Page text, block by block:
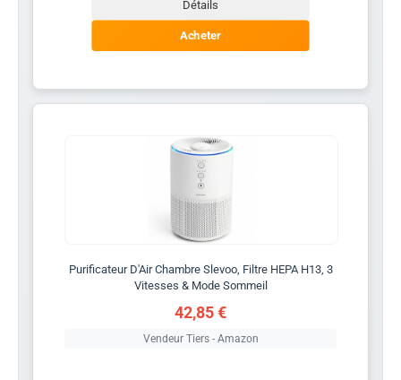
Détails
Acheter
Purificateur D'Air Chambre Slevoo, Filtre HEPA H13, 3
Vitesses & Mode Sommeil
42,85 €
Vendeur Tiers - Amazon